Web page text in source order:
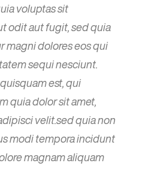
voluptas sit
odit aut fugit, sed quia
magni dolores eos qui
sequi nesciunt.
est, qui
quia dolor sit amet,
velit.sed quia non
modi tempora incidunt
magnam aliquam